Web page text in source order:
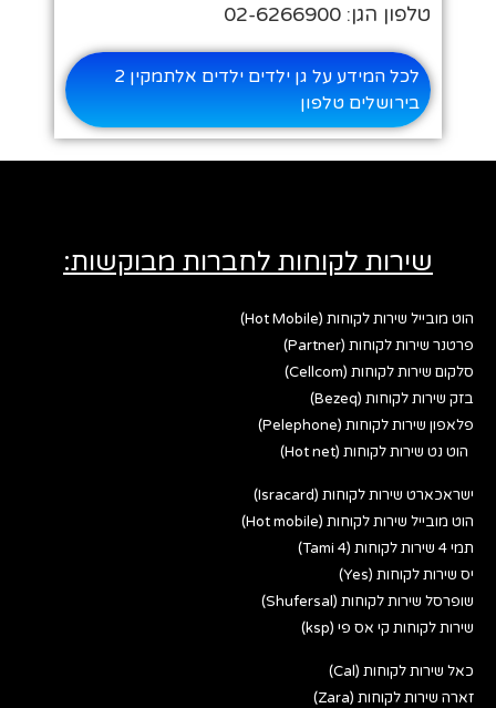
טלפון הגן: 02-6266900
לכל המידע על גן ילדים ילדים אלתמקין 2
בירושלים טלפון
שירות לקוחות לחברות מבוקשות:
הוט מובייל שירות לקוחות (Hot Mobile)
פרטנר שירות לקוחות (Partner)
סלקום שירות לקוחות (Cellcom)
בזק שירות לקוחות (Bezeq)
פלאפון שירות לקוחות (Pelephone)
הוט נט שירות לקוחות (Hot net)
ישראכארט שירות לקוחות (Isracard)
הוט מובייל שירות לקוחות (Hot mobile)
תמי 4 שירות לקוחות (Tami 4)
יס שירות לקוחות (Yes)
שופרסל שירות לקוחות (Shufersal)
שירות לקוחות קי אס פי (ksp)
כאל שירות לקוחות (Cal)
זארה שירות לקוחות (Zara)